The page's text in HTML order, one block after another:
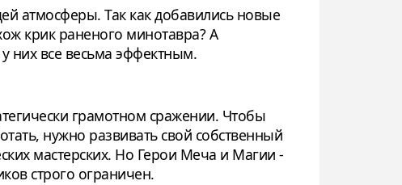
атмосферы. Так как добавились новые
крик раненого минотавра? А
них все весьма эффектным.
грамотном сражении. Чтобы
нужно развивать свой собственный
мастерских. Но Герои Меча и Магии -
строго ограничен.